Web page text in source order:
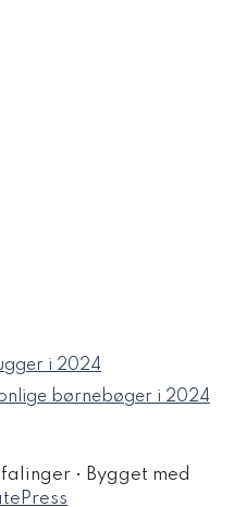
i 2024
børnebøger i 2024
• Bygget med